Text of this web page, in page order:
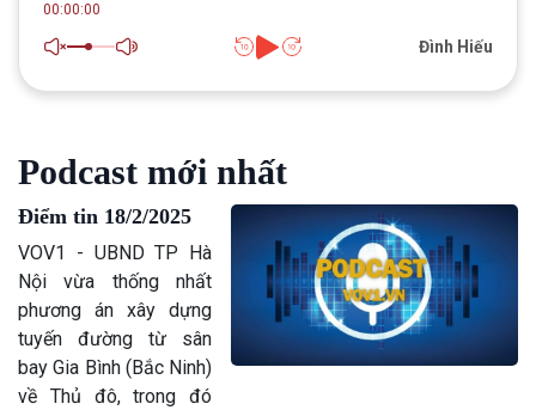
Giới thiệu
Thời sự
Thời sự 6h
Thời sự 12h
Thời sự 18h
Thời sự 21h30
Bản tin
Chuyên mục
00:00:00
Đình Hiếu
Podcast mới nhất
Điểm tin 18/2/2025
VOV1 - UBND TP Hà
Nội vừa thống nhất
phương án xây dựng
tuyến đường từ sân
bay Gia Bình (Bắc Ninh)
về Thủ đô, trong đó